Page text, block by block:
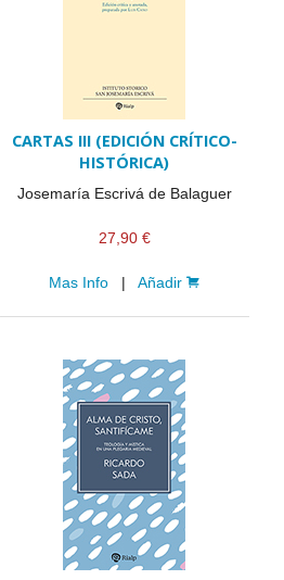
AÑO JUBILAR 2025
LEÓN XIV
CARTAS III (EDICIÓN CRÍTICO-
HISTÓRICA)
Josemaría Escrivá de Balaguer
27,90 €
Mas Info |Añadir